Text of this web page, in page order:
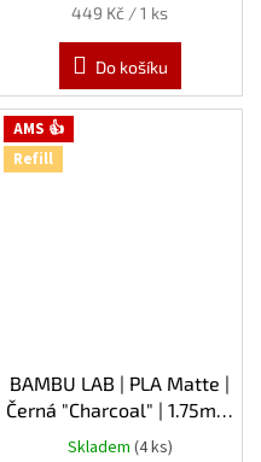
Měrná
449 Kč / 1 ks
Do košíku
AMS 👍
Refill
BAMBU LAB | PLA Matte |
Černá "Charcoal" | 1.75mm
| 1kg | Refill
Skladem (4 ks)